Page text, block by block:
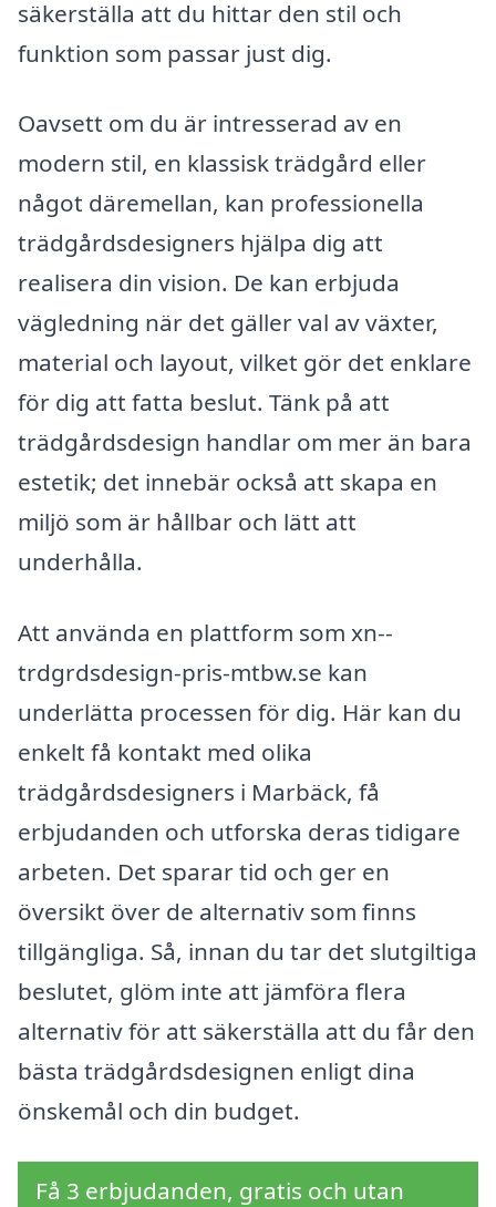
säkerställa att du hittar den stil och
funktion som passar just dig.
Oavsett om du är intresserad av en
modern stil, en klassisk trädgård eller
något däremellan, kan professionella
trädgårdsdesigners hjälpa dig att
realisera din vision. De kan erbjuda
vägledning när det gäller val av växter,
material och layout, vilket gör det enklare
för dig att fatta beslut. Tänk på att
trädgårdsdesign handlar om mer än bara
estetik; det innebär också att skapa en
miljö som är hållbar och lätt att
underhålla.
Att använda en plattform som xn--
trdgrdsdesign-pris-mtbw.se kan
underlätta processen för dig. Här kan du
enkelt få kontakt med olika
trädgårdsdesigners i Marbäck, få
erbjudanden och utforska deras tidigare
arbeten. Det sparar tid och ger en
översikt över de alternativ som finns
tillgängliga. Så, innan du tar det slutgiltiga
beslutet, glöm inte att jämföra flera
alternativ för att säkerställa att du får den
bästa trädgårdsdesignen enligt dina
önskemål och din budget.
Få 3 erbjudanden, gratis och utan